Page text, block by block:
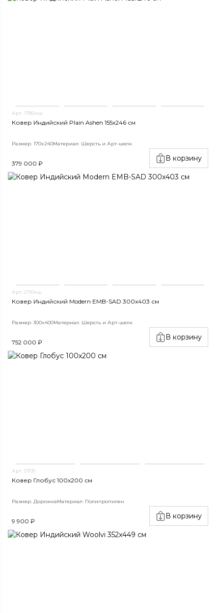
Арт. 1780нш
Ковер Индийский Plain Ashen 155x246 см
Размер: 170x240Материал: Шерсть и Арт-шелк
379 000 ₽
В корзину
Арт. 2110нш
Ковер Индийский Modern EMB-SAD 300x403 см
Размер: 300x400Материал: Шерсть и Арт-шелк
752 000 ₽
В корзину
Арт. 0705
Ковер Глобус 100х200 см
Размер: ДорожкаМатериал: Полипропилен
9 900 ₽
В корзину